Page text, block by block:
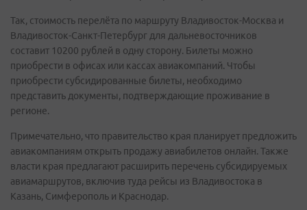
Так, стоимость перелёта по маршруту Владивосток-Москва и
Владивосток-Санкт-Петербург для дальневосточников
составит 10200 рублей в одну сторону. Билеты можно
приобрести в офисах или кассах авиакомпаний. Чтобы
приобрести субсидированные билеты, необходимо
представить документы, подтверждающие проживание в
регионе.
Примечательно, что правительство края планирует предложить
авиакомпаниям открыть продажу авиабилетов онлайн. Также
власти края предлагают расширить перечень субсидируемых
авиамаршрутов, включив туда рейсы из Владивостока в
Казань, Симферополь и Краснодар.